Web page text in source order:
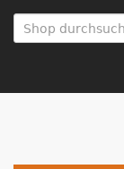
zum
Hauptinhalt